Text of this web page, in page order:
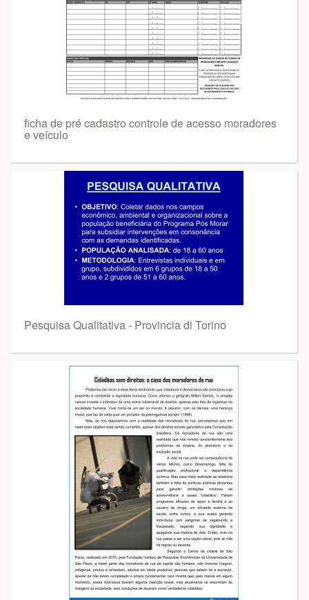
ficha de pré cadastro controle de acesso moradores
e veículo
Pesquisa Qualitativa - Provincia di Torino